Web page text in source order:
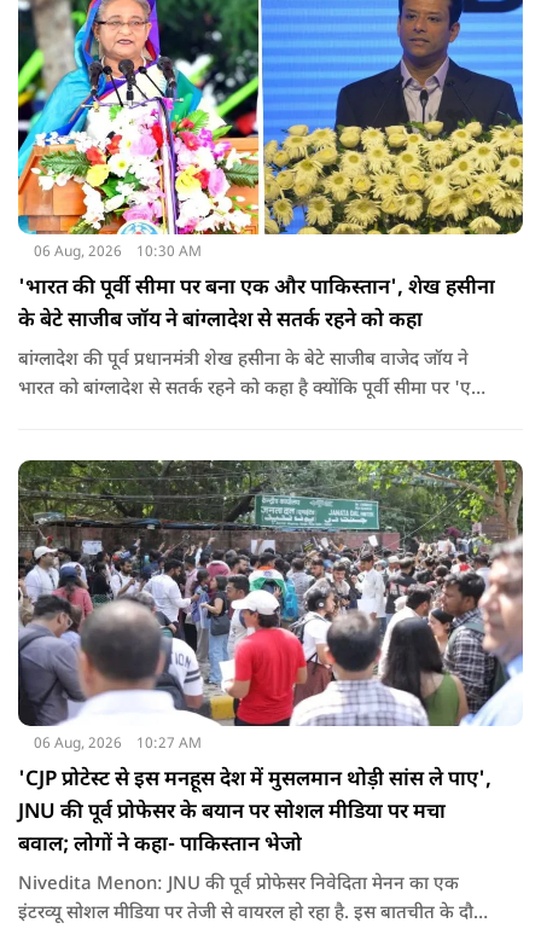
स्थिति में राहुल गांधी वहां नहीं पहुंच रहे हैं.
06 Aug, 2026 10:30 AM
'भारत की पूर्वी सीमा पर बना एक और पाकिस्तान', शेख हसीना
के बेटे साजीब जॉय ने बांग्लादेश से सतर्क रहने को कहा
बांग्लादेश की पूर्व प्रधानमंत्री शेख हसीना के बेटे साजीब वाजेद जॉय ने
भारत को बांग्लादेश से सतर्क रहने को कहा है क्योंकि पूर्वी सीमा पर 'एक
होना चाहिए.
06 Aug, 2026 10:27 AM
'CJP प्रोटेस्ट से इस मनहूस देश में मुसलमान थोड़ी सांस ले पाए',
JNU की पूर्व प्रोफेसर के बयान पर सोशल मीडिया पर मचा
बवाल; लोगों ने कहा- पाकिस्तान भेजो
Nivedita Menon: JNU की पूर्व प्रोफेसर निवेदिता मेनन का एक
इंटरव्यू सोशल मीडिया पर तेजी से वायरल हो रहा है. इस बातचीत के दौरान